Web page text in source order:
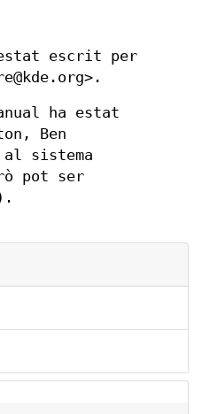
escrit per
ha estat
Ben
al sistema
pot ser